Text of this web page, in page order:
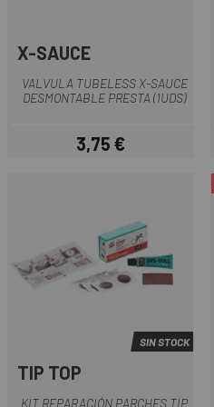
X-SAUCE
VALVULA TUBELESS X-SAUCE
DESMONTABLE PRESTA (1UDS)
Precio
3,75 €
SIN STOCK
TIP TOP
KIT REPARACIÓN PARCHES TIP